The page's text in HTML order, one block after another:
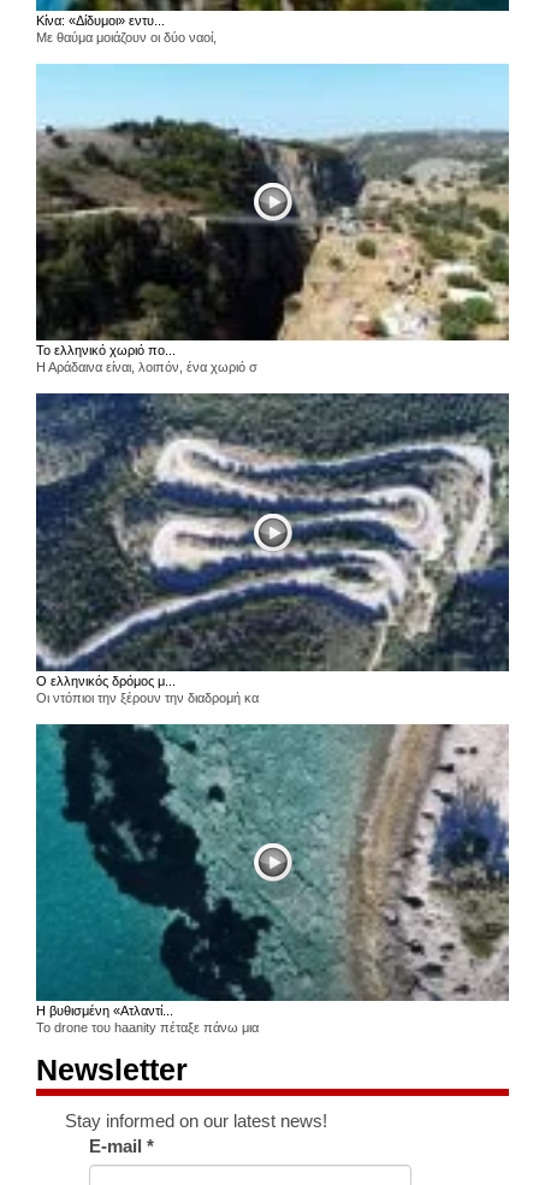
Κίνα: «Δίδυμοι» εντυ...
Με θαύμα μοιάζουν οι δύο ναοί,
Το ελληνικό χωριό πο...
Η Αράδαινα είναι, λοιπόν, ένα χωριό σ
Ο ελληνικός δρόμος μ...
Οι ντόπιοι την ξέρουν την διαδρομή κα
Η βυθισμένη «Ατλαντί...
Το drone του haanity πέταξε πάνω μια
Newsletter
Stay informed on our latest news!
E-mail*